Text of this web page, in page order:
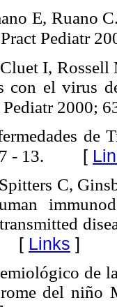
E, Ruano
Pediatr
I,
con el virus
Pediatr 2000;
de
- 13. [
C,
Links ]
de
del niño